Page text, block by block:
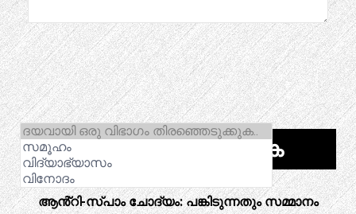
ആൻ്റി-സ്‌പാം ചോദ്യം: പങ്കിടുന്നതും സമ്മാനം